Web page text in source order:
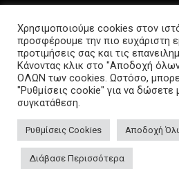
Πολιτική Προστασίας
© Copyright – ΑΓΟ – Sport for All
byNETinfo Plc
Follow: Facebook
Instagram
Χρησιμοποιούμε cookies στον
προσφέρουμε την πιο ευχάριστη
προτιμήσεις σας και τις
Κάνοντας κλικ στο "Αποδοχή
ΟΛΩΝ των cookies. Ωστόσο,
"Ρυθμίσεις cookie" για να δώσετε
συγκατάθεση.
Ρυθμίσεις Cookies Αποδοχή
Διάβασε Περισσότερα